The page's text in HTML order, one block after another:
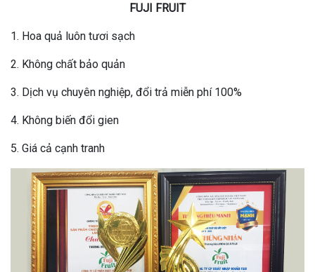
FUJI FRUIT
1. Hoa quả luôn tươi sạch
2. Không chất bảo quản
3. Dịch vụ chuyên nghiệp, đổi trả miễn phí 100%
4. Không biến đổi gien
5. Giá cả cạnh tranh